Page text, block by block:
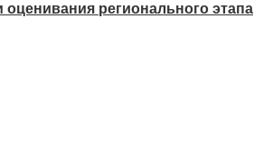
оценивания регионального этапа